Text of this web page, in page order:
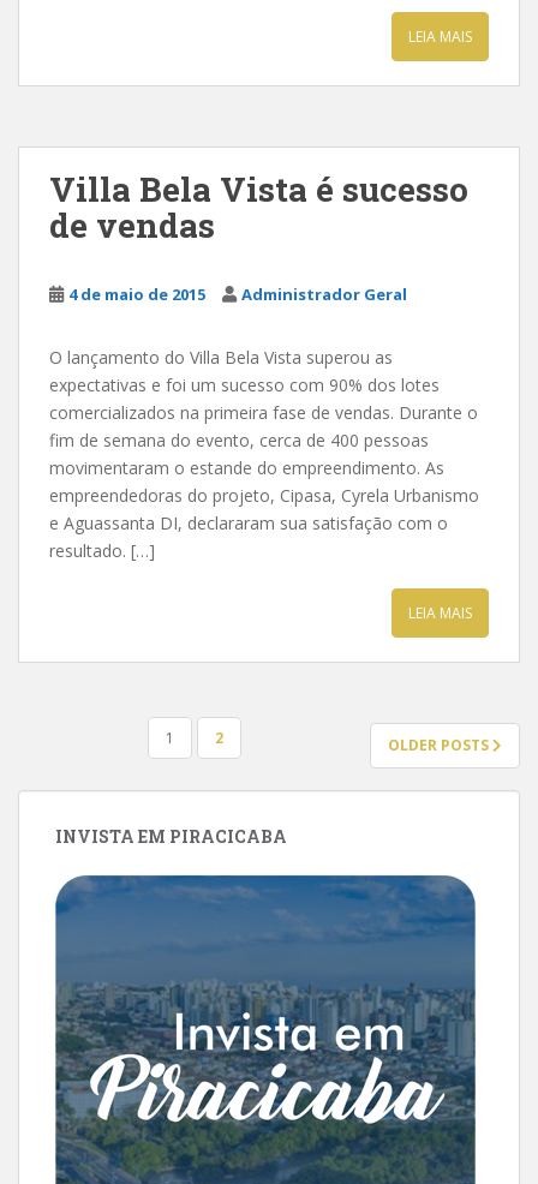
LEIA MAIS
Villa Bela Vista é sucesso
de vendas
4 de maio de 2015 Administrador Geral
O lançamento do Villa Bela Vista superou as
expectativas e foi um sucesso com 90% dos lotes
comercializados na primeira fase de vendas. Durante o
fim de semana do evento, cerca de 400 pessoas
movimentaram o estande do empreendimento. As
empreendedoras do projeto, Cipasa, Cyrela Urbanismo
e Aguassanta DI, declararam sua satisfação com o
resultado. […]
LEIA MAIS
PAGINAÇÃO
POSTS
1 2 OLDER POSTS
INVISTA EM PIRACICABA